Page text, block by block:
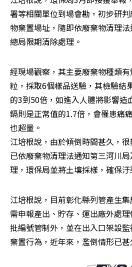
署等相關單位到場會勘，初步研
物棄置場址，隨即依廢棄物清理
總局限期清除處理。
經現場觀察，其主要廢棄物種類
粒，採取6個樣品送驗，其檢驗結
的3到50倍，如進入人體將影響造
鎘則是正常值的1.7倍，會罹患痛
也超量。
江培根說，由於傾倒時間甚久，
已依廢棄物清理法通知第三河川
理，環保局並將土壤採樣，確保
江培根說，目前彰化縣列管產生
需申報產出、貯存、運出廠外處
批編號管制外，並在出入口架設
棄置行為，近年來，濫倒情形已甚